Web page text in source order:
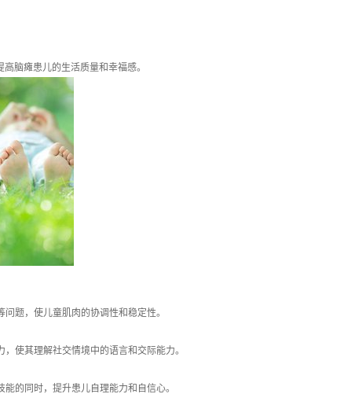
脑瘫患儿的生活质量和幸福感。
题，使儿童肌肉的协调性和稳定性。
使其理解社交情境中的语言和交际能力。
的同时，提升患儿自理能力和自信心。